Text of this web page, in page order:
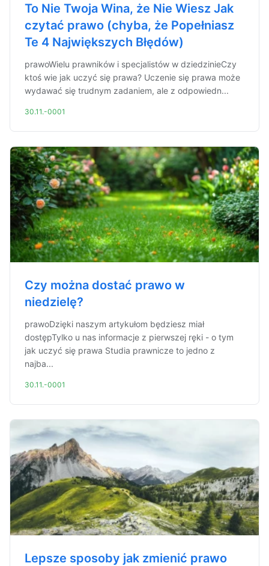
To Nie Twoja Wina, że Nie Wiesz Jak
czytać prawo (chyba, że Popełniasz
Te 4 Największych Błędów)
prawoWielu prawników i specjalistów w dziedzinieCzy
ktoś wie jak uczyć się prawa? Uczenie się prawa może
wydawać się trudnym zadaniem, ale z odpowiedn...
30.11.-0001
Czy można dostać prawo w
niedzielę?
prawoDzięki naszym artykułom będziesz miał
dostępTylko u nas informacje z pierwszej ręki - o tym
jak uczyć się prawa Studia prawnicze to jedno z
najba...
30.11.-0001
Lepsze sposoby jak zmienić prawo